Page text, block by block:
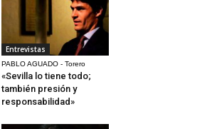
Entrevistas
PABLO AGUADO - Torero
«Sevilla lo tiene todo;
también presión y
responsabilidad»